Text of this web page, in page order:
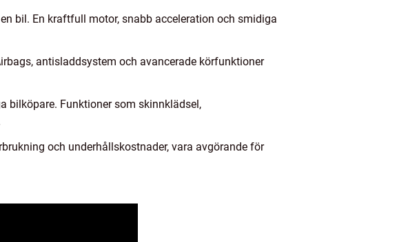
bil. En kraftfull motor, snabb acceleration och smidiga
antisladdsystem och avancerade körfunktioner
bilköpare. Funktioner som skinnklädsel,
och underhållskostnader, vara avgörande för